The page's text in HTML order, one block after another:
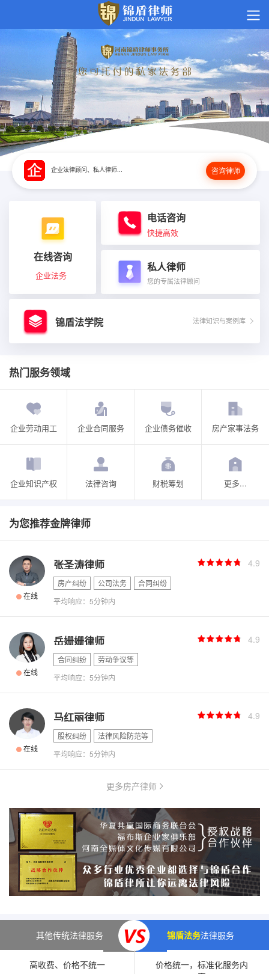
咨询律师
企业法律顾问、私人律师...
在线咨询
企业法务
电话咨询
快捷高效
私人律师
您的专属法律顾问
锦盾法学院 法律知识与案例库
热门服务领域
企业劳动用工 企业合同服务 企业债务催收 房产家事法务
企业知识产权 法律咨询 财税筹划 更多...
为您推荐金牌律师
在线
4.9
张圣涛律师
房产纠纷 公司法务
合同纠纷
平均响应：5分钟内
在线
4.9
岳姗姗律师
合同纠纷
劳动争议等
平均响应：5分钟内
在线
4.9
马红丽律师
股权纠纷
法律风险防范等
平均响应：5分钟内
更多房产律师
其他传统法律服务 锦盾法务法律服务
高收费、价格不统一
价格统一，标准化服务内